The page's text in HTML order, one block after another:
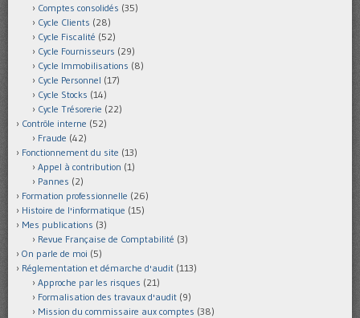
Comptes consolidés (35)
Cycle Clients (28)
Cycle Fiscalité (52)
Cycle Fournisseurs (29)
Cycle Immobilisations (8)
Cycle Personnel (17)
Cycle Stocks (14)
Cycle Trésorerie (22)
Contrôle interne (52)
Fraude (42)
Fonctionnement du site (13)
Appel à contribution (1)
Pannes (2)
Formation professionnelle (26)
Histoire de l'informatique (15)
Mes publications (3)
Revue Française de Comptabilité (3)
On parle de moi (5)
Réglementation et démarche d'audit (113)
Approche par les risques (21)
Formalisation des travaux d'audit (9)
Mission du commissaire aux comptes (38)